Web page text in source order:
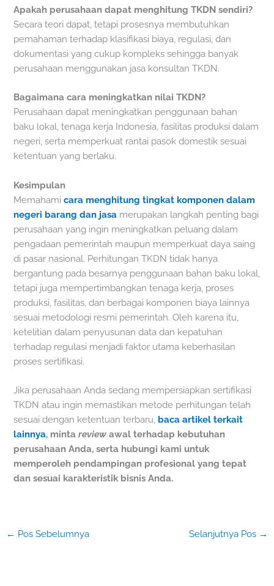
Apakah perusahaan dapat menghitung TKDN sendiri?
Secara teori dapat, tetapi prosesnya membutuhkan
pemahaman terhadap klasifikasi biaya, regulasi, dan
dokumentasi yang cukup kompleks sehingga banyak
perusahaan menggunakan jasa konsultan TKDN.
Bagaimana cara meningkatkan nilai TKDN?
Perusahaan dapat meningkatkan penggunaan bahan
baku lokal, tenaga kerja Indonesia, fasilitas produksi dalam
negeri, serta memperkuat rantai pasok domestik sesuai
ketentuan yang berlaku.
Kesimpulan
Memahamicara menghitung tingkat komponen dalam
negeri barang dan jasa merupakan langkah penting bagi
perusahaan yang ingin meningkatkan peluang dalam
pengadaan pemerintah maupun memperkuat daya saing
di pasar nasional. Perhitungan TKDN tidak hanya
bergantung pada besarnya penggunaan bahan baku lokal,
tetapi juga mempertimbangkan tenaga kerja, proses
produksi, fasilitas, dan berbagai komponen biaya lainnya
sesuai metodologi resmi pemerintah. Oleh karena itu,
ketelitian dalam penyusunan data dan kepatuhan
terhadap regulasi menjadi faktor utama keberhasilan
proses sertifikasi.
Jika perusahaan Anda sedang mempersiapkan sertifikasi
TKDN atau ingin memastikan metode perhitungan telah
sesuai dengan ketentuan terbaru,baca artikel terkait
lainnya, mintareview awal terhadap kebutuhan
perusahaan Anda, serta hubungi kami untuk
memperoleh pendampingan profesional yang tepat
dan sesuai karakteristik bisnis Anda.
← Pos Sebelumnya Selanjutnya Pos →